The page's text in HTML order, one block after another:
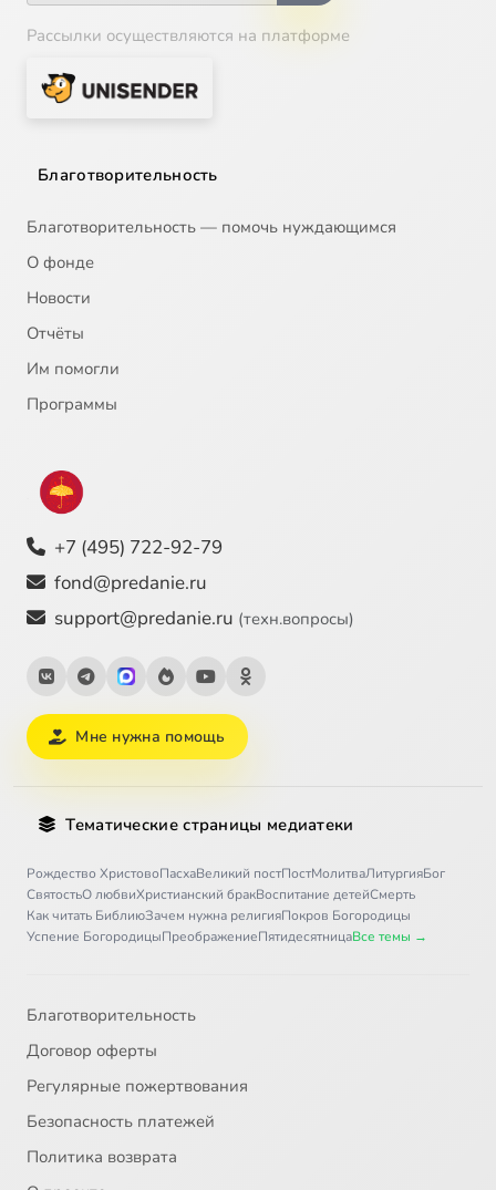
Рассылки осуществляются на платформе
Благотворительность
Благотворительность — помочь нуждающимся
О фонде
Новости
Отчёты
Им помогли
Программы
+7 (495) 722-92-79
fond@predanie.ru
support@predanie.ru (техн.вопросы)
Мне нужна помощь
Тематические страницы медиатеки
Рождество ХристовоПасхаВеликий постПостМолитваЛитургияБог
СвятостьО любвиХристианский бракВоспитание детейСмерть
Как читать БиблиюЗачем нужна религияПокров Богородицы
Успение БогородицыПреображениеПятидесятницаВсе темы →
Благотворительность
Договор оферты
Регулярные пожертвования
Безопасность платежей
Политика возврата